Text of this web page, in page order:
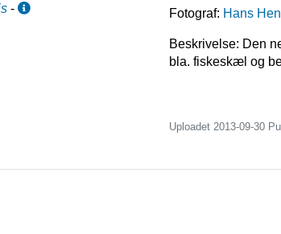
-
Fotograf: Hans
Beskrivelse: Den
bla. fiskeskæl og
Uploadet 2013-09-30